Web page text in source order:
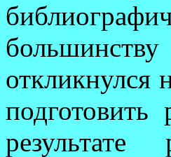
откликнулся
результате